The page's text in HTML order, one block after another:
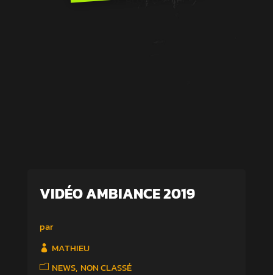
VIDÉO AMBIANCE 2019
par
MATHIEU
NEWS NON CLASSÉ